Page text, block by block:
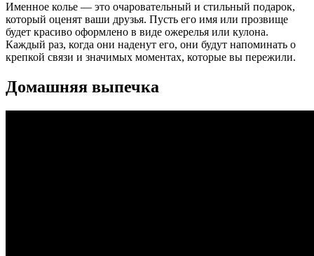
Именное колье — это очаровательный и стильный подарок,
который оценят ваши друзья. Пусть его имя или прозвище
будет красиво оформлено в виде ожерелья или кулона.
Каждый раз, когда они наденут его, они будут напоминать о
крепкой связи и значимых моментах, которые вы пережили.
Домашняя выпечка